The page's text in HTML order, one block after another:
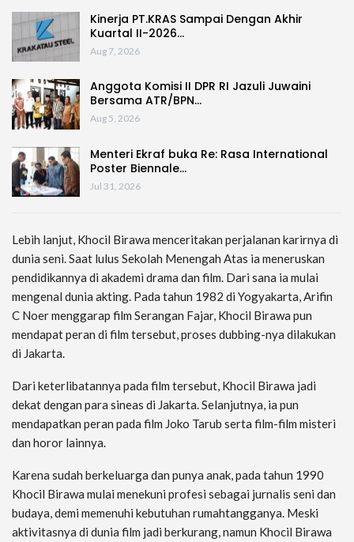
Kinerja PT.KRAS Sampai Dengan Akhir
Kuartal II-2026…
Aug 7, 2026
Anggota Komisi II DPR RI Jazuli Juwaini
Bersama ATR/BPN…
Aug 5, 2026
Menteri Ekraf buka Re: Rasa International
Poster Biennale…
Jul 31, 2026
Lebih lanjut, Khocil Birawa menceritakan perjalanan karirnya di
dunia seni. Saat lulus Sekolah Menengah Atas ia meneruskan
pendidikannya di akademi drama dan film. Dari sana ia mulai
mengenal dunia akting. Pada tahun 1982 di Yogyakarta, Arifin
C Noer menggarap film Serangan Fajar, Khocil Birawa pun
mendapat peran di film tersebut, proses dubbing-nya dilakukan
di Jakarta.
Dari keterlibatannya pada film tersebut, Khocil Birawa jadi
dekat dengan para sineas di Jakarta. Selanjutnya, ia pun
mendapatkan peran pada film Joko Tarub serta film-film misteri
dan horor lainnya.
Karena sudah berkeluarga dan punya anak, pada tahun 1990
Khocil Birawa mulai menekuni profesi sebagai jurnalis seni dan
budaya, demi memenuhi kebutuhan rumahtangganya. Meski
aktivitasnya di dunia film jadi berkurang, namun Khocil Birawa